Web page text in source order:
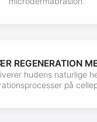
REGENERATION
hudens naturlige
på